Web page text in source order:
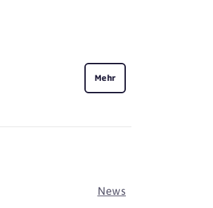
Mehr
News